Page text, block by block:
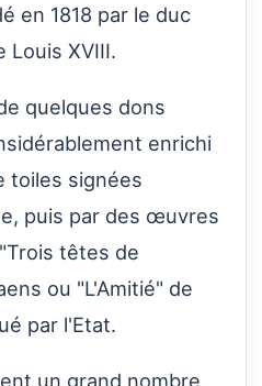
en 1818 par le duc
Louis XVIII.
quelques dons
enrichi
toiles signées
puis par des œuvres
têtes de
ou "L'Amitié" de
par l'Etat.
un grand nombre